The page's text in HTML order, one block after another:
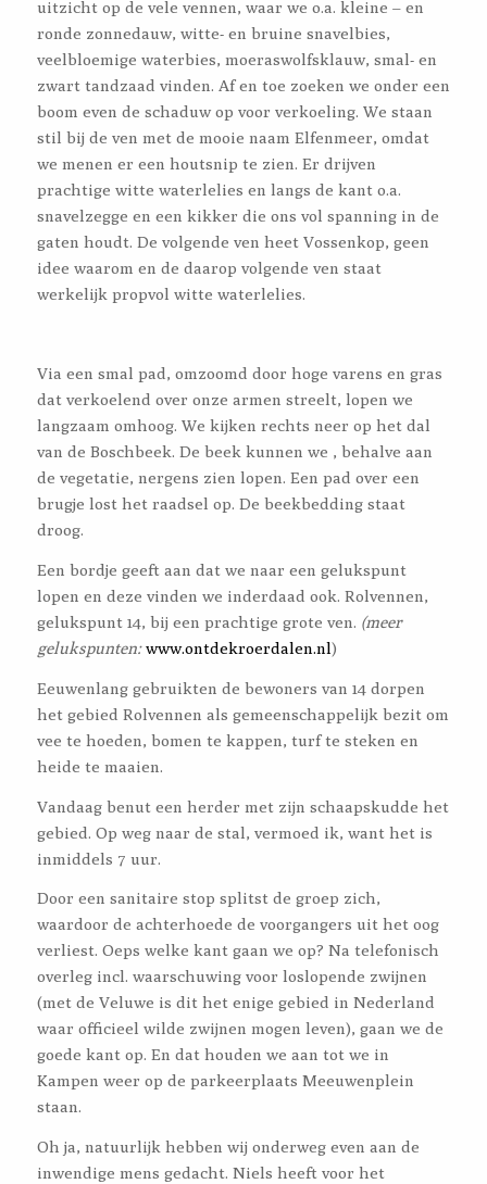
uitzicht op de vele vennen, waar we o.a. kleine – en
ronde zonnedauw, witte- en bruine snavelbies,
veelbloemige waterbies, moeraswolfsklauw, smal- en
zwart tandzaad vinden. Af en toe zoeken we onder een
boom even de schaduw op voor verkoeling. We staan
stil bij de ven met de mooie naam Elfenmeer, omdat
we menen er een houtsnip te zien. Er drijven
prachtige witte waterlelies en langs de kant o.a.
snavelzegge en een kikker die ons vol spanning in de
gaten houdt. De volgende ven heet Vossenkop, geen
idee waarom en de daarop volgende ven staat
werkelijk propvol witte waterlelies.
Via een smal pad, omzoomd door hoge varens en gras
dat verkoelend over onze armen streelt, lopen we
langzaam omhoog. We kijken rechts neer op het dal
van de Boschbeek. De beek kunnen we , behalve aan
de vegetatie, nergens zien lopen. Een pad over een
brugje lost het raadsel op. De beekbedding staat
droog.
Een bordje geeft aan dat we naar een gelukspunt
lopen en deze vinden we inderdaad ook. Rolvennen,
gelukspunt 14, bij een prachtige grote ven. (meer
gelukspunten: www.ontdekroerdalen.nl)
Eeuwenlang gebruikten de bewoners van 14 dorpen
het gebied Rolvennen als gemeenschappelijk bezit om
vee te hoeden, bomen te kappen, turf te steken en
heide te maaien.
Vandaag benut een herder met zijn schaapskudde het
gebied. Op weg naar de stal, vermoed ik, want het is
inmiddels 7 uur.
Door een sanitaire stop splitst de groep zich,
waardoor de achterhoede de voorgangers uit het oog
verliest. Oeps welke kant gaan we op? Na telefonisch
overleg incl. waarschuwing voor loslopende zwijnen
(met de Veluwe is dit het enige gebied in Nederland
waar officieel wilde zwijnen mogen leven), gaan we de
goede kant op. En dat houden we aan tot we in
Kampen weer op de parkeerplaats Meeuwenplein
staan.
Oh ja, natuurlijk hebben wij onderweg even aan de
inwendige mens gedacht. Niels heeft voor het